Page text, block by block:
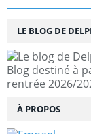
LE BLOG DE
Blog destiné à
rentrée 2026/
À PROPOS